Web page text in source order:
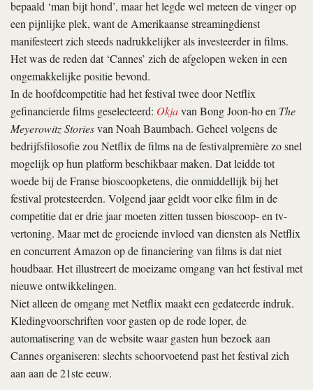
bepaald ‘man bijt hond’, maar het legde wel meteen de vinger op
een pijnlijke plek, want de Amerikaanse streamingdienst
manifesteert zich steeds nadrukkelijker als investeerder in films.
Het was de reden dat ‘Cannes’ zich de afgelopen weken in een
ongemakkelijke positie bevond.
In de hoofdcompetitie had het festival twee door Netflix
gefinancierde films geselecteerd: Okjavan Bong Joon-ho en The
Meyerowitz Storiesvan Noah Baumbach. Geheel volgens de
bedrijfsfilosofie zou Netflix de films na de festivalpremière zo snel
mogelijk op hun platform beschikbaar maken. Dat leidde tot
woede bij de Franse bioscoopketens, die onmiddellijk bij het
festival protesteerden. Volgend jaar geldt voor elke film in de
competitie dat er drie jaar moeten zitten tussen bioscoop- en tv-
vertoning. Maar met de groeiende invloed van diensten als Netflix
en concurrent Amazon op de financiering van films is dat niet
houdbaar. Het illustreert de moeizame omgang van het festival met
nieuwe ontwikkelingen.
Niet alleen de omgang met Netflix maakt een gedateerde indruk.
Kledingvoorschriften voor gasten op de rode loper, de
automatisering van de website waar gasten hun bezoek aan
Cannes organiseren: slechts schoorvoetend past het festival zich
aan aan de 21ste eeuw.